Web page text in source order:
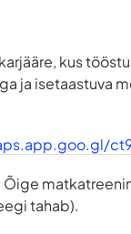
kus
ja isetaastuva
tahab).